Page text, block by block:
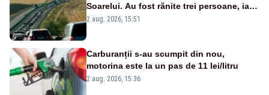
Soarelui. Au fost rănite trei persoane, iar
traficul se desfășoară cu dificultate
2 aug. 2026, 15:51
Carburanții s-au scumpit din nou,
motorina este la un pas de 11 lei/litru
2 aug. 2026, 15:36